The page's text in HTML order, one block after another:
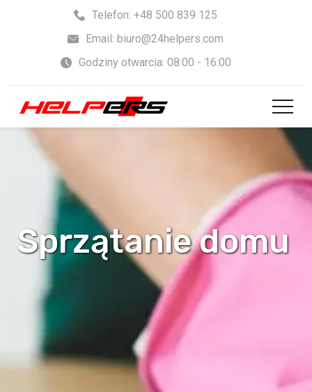
Telefon: +48 500 839 125
Email: biuro@24helpers.com
Godziny otwarcia: 08:00 - 16:00
Sprzątanie domu